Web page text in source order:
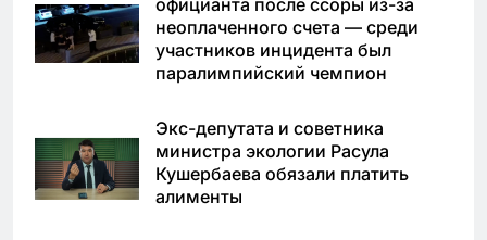
официанта после ссоры из-за
неоплаченного счета — среди
участников инцидента был
паралимпийский чемпион
Экс-депутата и советника
министра экологии Расула
Кушербаева обязали платить
алименты